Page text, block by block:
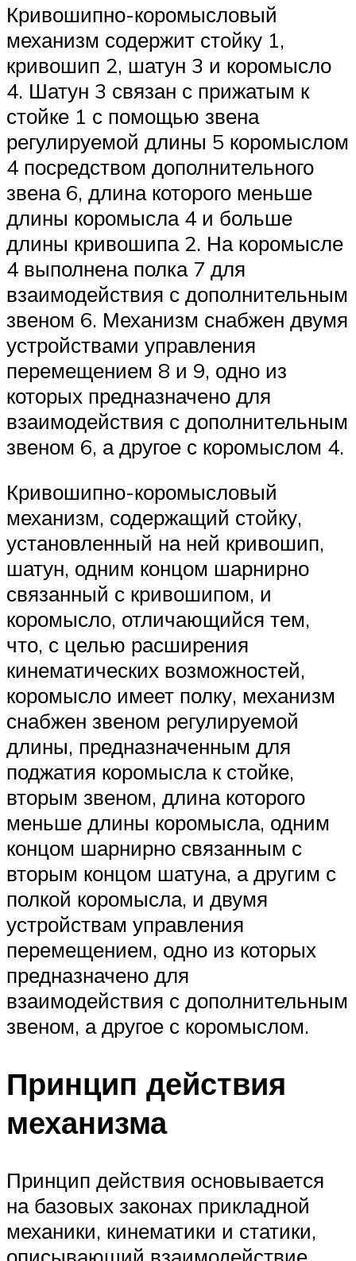
Кривошипно-коромысловый
механизм содержит стойку 1,
кривошип 2, шатун 3 и коромысло
4. Шатун 3 связан с прижатым к
стойке 1 с помощью звена
регулируемой длины 5 коромыслом
4 посредством дополнительного
звена 6, длина которого меньше
длины коромысла 4 и больше
длины кривошипа 2. На коромысле
4 выполнена полка 7 для
взаимодействия с дополнительным
звеном 6. Механизм снабжен двумя
устройствами управления
перемещением 8 и 9, одно из
которых предназначено для
взаимодействия с дополнительным
звеном 6, а другое с коромыслом 4.
Кривошипно-коромысловый
механизм, содержащий стойку,
установленный на ней кривошип,
шатун, одним концом шарнирно
связанный с кривошипом, и
коромысло, отличающийся тем,
что, с целью расширения
кинематических возможностей,
коромысло имеет полку, механизм
снабжен звеном регулируемой
длины, предназначенным для
поджатия коромысла к стойке,
вторым звеном, длина которого
меньше длины коромысла, одним
концом шарнирно связанным с
вторым концом шатуна, а другим с
полкой коромысла, и двумя
устройствам управления
перемещением, одно из которых
предназначено для
взаимодействия с дополнительным
звеном, а другое с коромыслом.
Принцип действия
механизма
Принцип действия основывается
на базовых законах прикладной
механики, кинематики и статики,